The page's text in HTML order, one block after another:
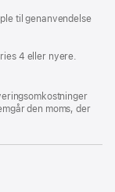
til genanvendelse
4 eller nyere.
den moms, der